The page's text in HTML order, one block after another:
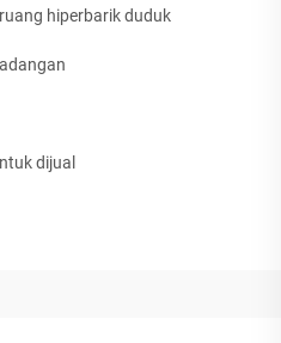
ruang hiperbarik duduk
dijual